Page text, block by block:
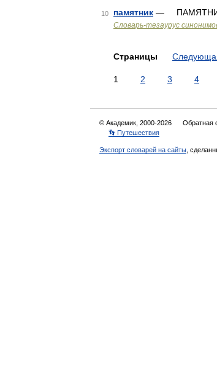
10 памятник — ПАМЯТНИК,
Словарь-тезаурус
Страницы
1 2 3 4
© Академик, 2000-2026 Обратная
👣 Путешествия
Экспорт словарей на сайты ,